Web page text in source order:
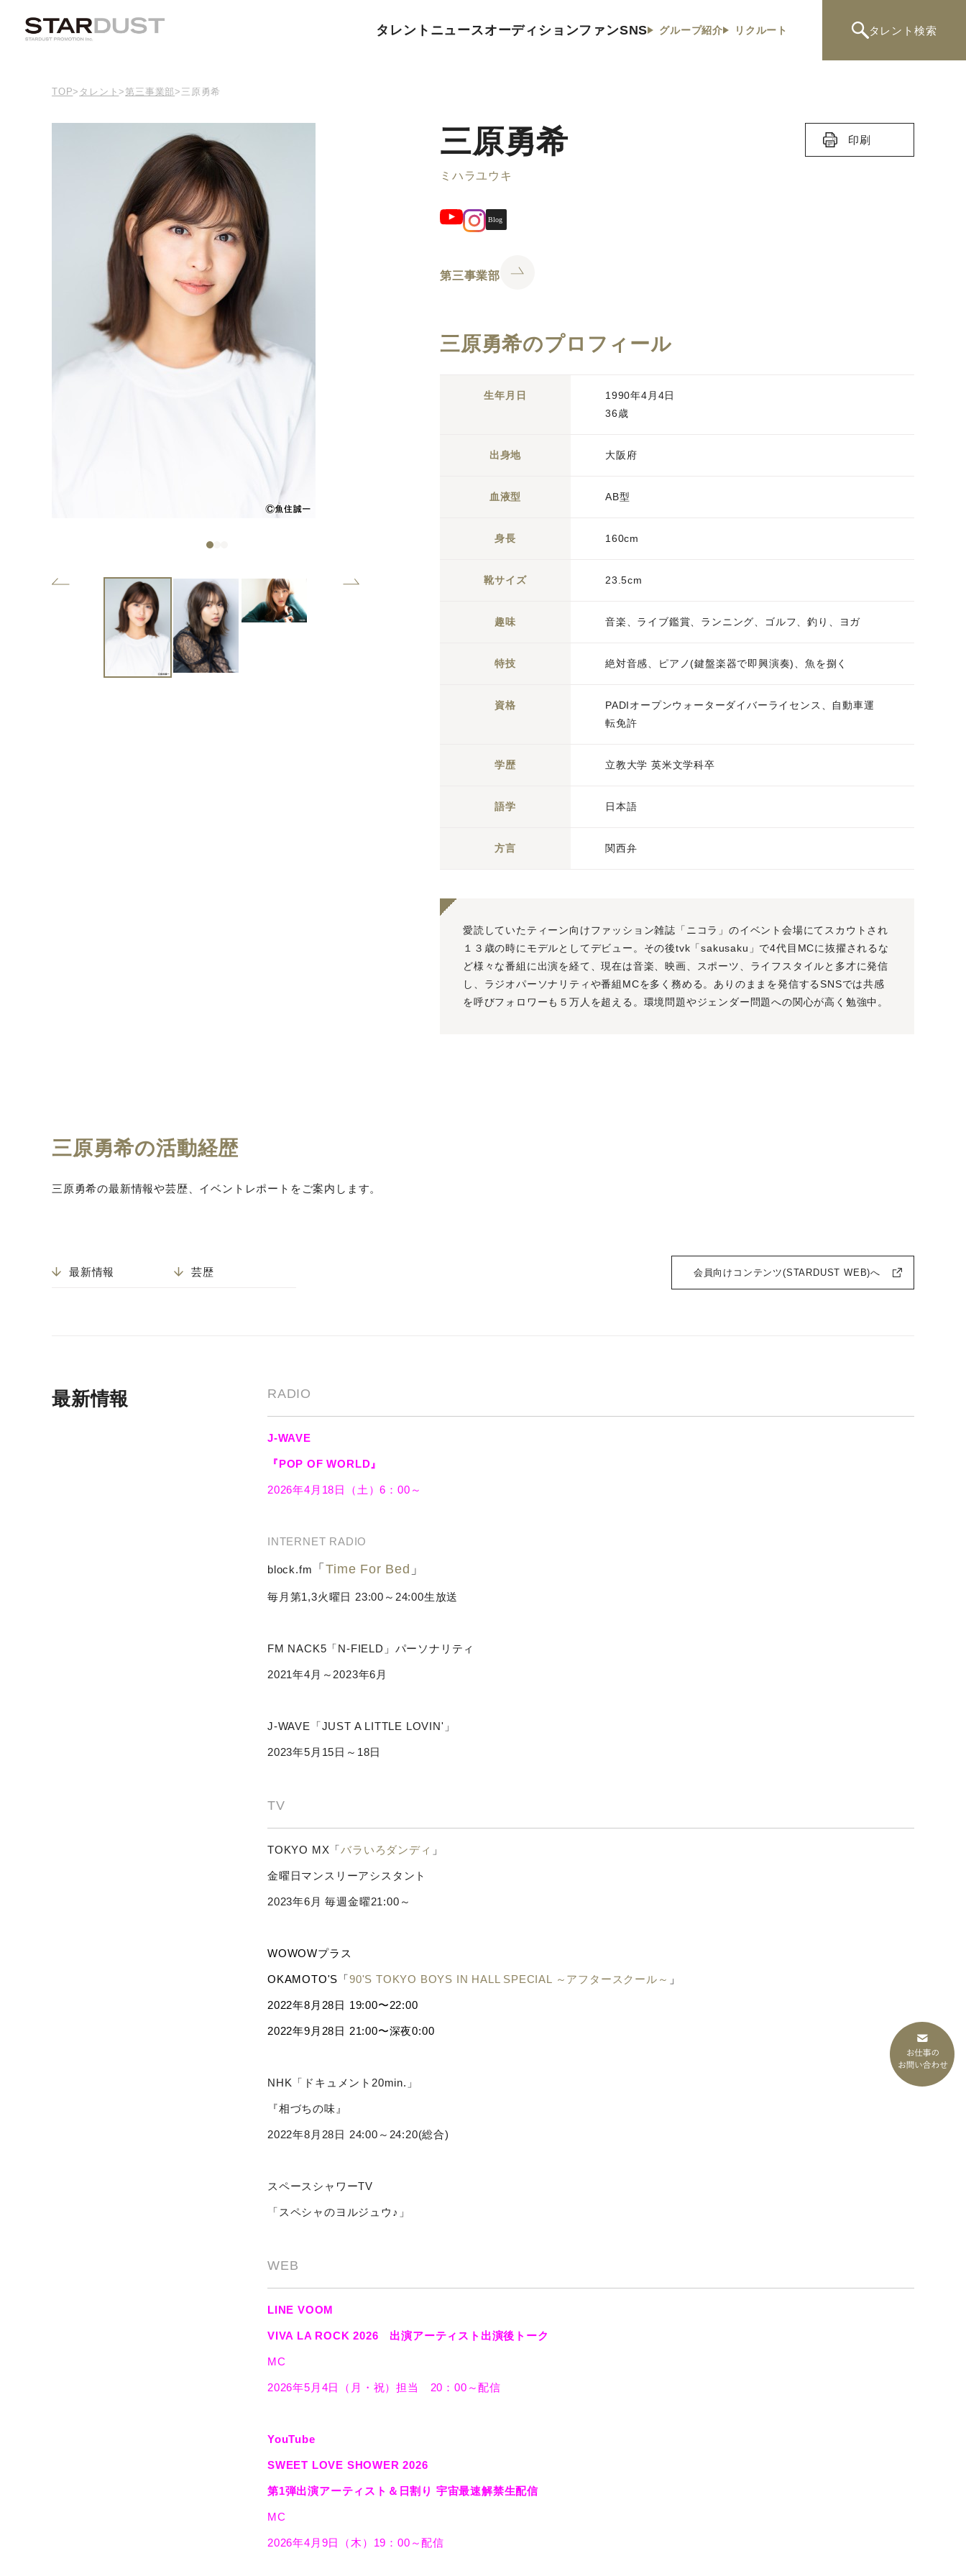
タレント ニュースオーディションファンSNS グループ紹介 リクルート タレント 検索
TOP> タレント> 第三事業部> 三原勇希
三原勇希
ミハラユウキ
印刷
第三事業部
三原勇希のプロフィール
生年月日
1990年4月4日
36歳
出身地 大阪府
血液型 AB型
身長 160cm
靴サイズ 23.5cm
趣味 音楽、ライブ鑑賞、ランニング、ゴルフ、釣り、ヨガ
特技 絶対音感、ピアノ(鍵盤楽器で即興演奏)、魚を捌く
資格
PADIオープンウォーターダイバーライセンス、自動車運
転免許
学歴 立教大学 英米文学科卒
語学 日本語
方言 関西弁
愛読していたティーン向けファッション雑誌「ニコラ」のイベント会場にてスカウトされ
１３歳の時にモデルとしてデビュー。その後tvk「sakusaku」で4代目MCに抜擢されるな
ど様々な番組に出演を経て、現在は音楽、映画、スポーツ、ライフスタイルと多才に発信
し、ラジオパーソナリティや番組MCを多く務める。ありのままを発信するSNSでは共感
を呼びフォロワーも５万人を超える。環境問題やジェンダー問題への関心が高く勉強中。
三原勇希の活動経歴
三原勇希の最新情報や芸歴、イベントレポートをご案内します。
最新情報 芸歴 会員向けコンテンツ(STARDUST WEB)へ
最新情報 RADIO
J-WAVE
『POP OF WORLD』
2026年4月18日（土）6：00～
INTERNET RADIO
block.fm 「Time For Bed 」
毎月第1,3火曜日 23:00～24:00生放送
FM NACK5「N-FIELD」パーソナリティ
2021年4月～2023年6月
J-WAVE「JUST A LITTLE LOVIN'」
2023年5月15日～18日
TV
TOKYO MX「バラいろダンディ 」
金曜日マンスリーアシスタント
2023年6月 毎週金曜21:00～
WOWOWプラス
OKAMOTO'S「90'S TOKYO BOYS IN HALL SPECIAL ～アフタースクール～ 」
2022年8月28日 19:00〜22:00
2022年9月28日 21:00〜深夜0:00
NHK「ドキュメント20min.」
『相づちの味』
2022年8月28日 24:00～24:20(総合)
スペースシャワーTV
「スペシャのヨルジュウ♪」
WEB
LINE VOOM
VIVA LA ROCK 2026 出演アーティスト出演後トーク
MC
2026年5月4日（月・祝）担当 20：00～配信
YouTube
SWEET LOVE SHOWER 2026
第1弾出演アーティスト＆日割り 宇宙最速解禁生配信
MC
2026年4月9日（木）19：00～配信